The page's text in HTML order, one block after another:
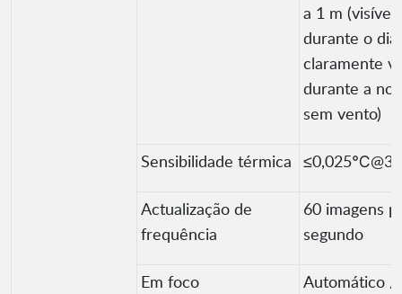
a 1 m (visível
durante o dia,
claramente
durante a
sem vento)
Sensibilidade térmica
Actualização de
frequência
60 imagens
segundo
Em foco
Automático /